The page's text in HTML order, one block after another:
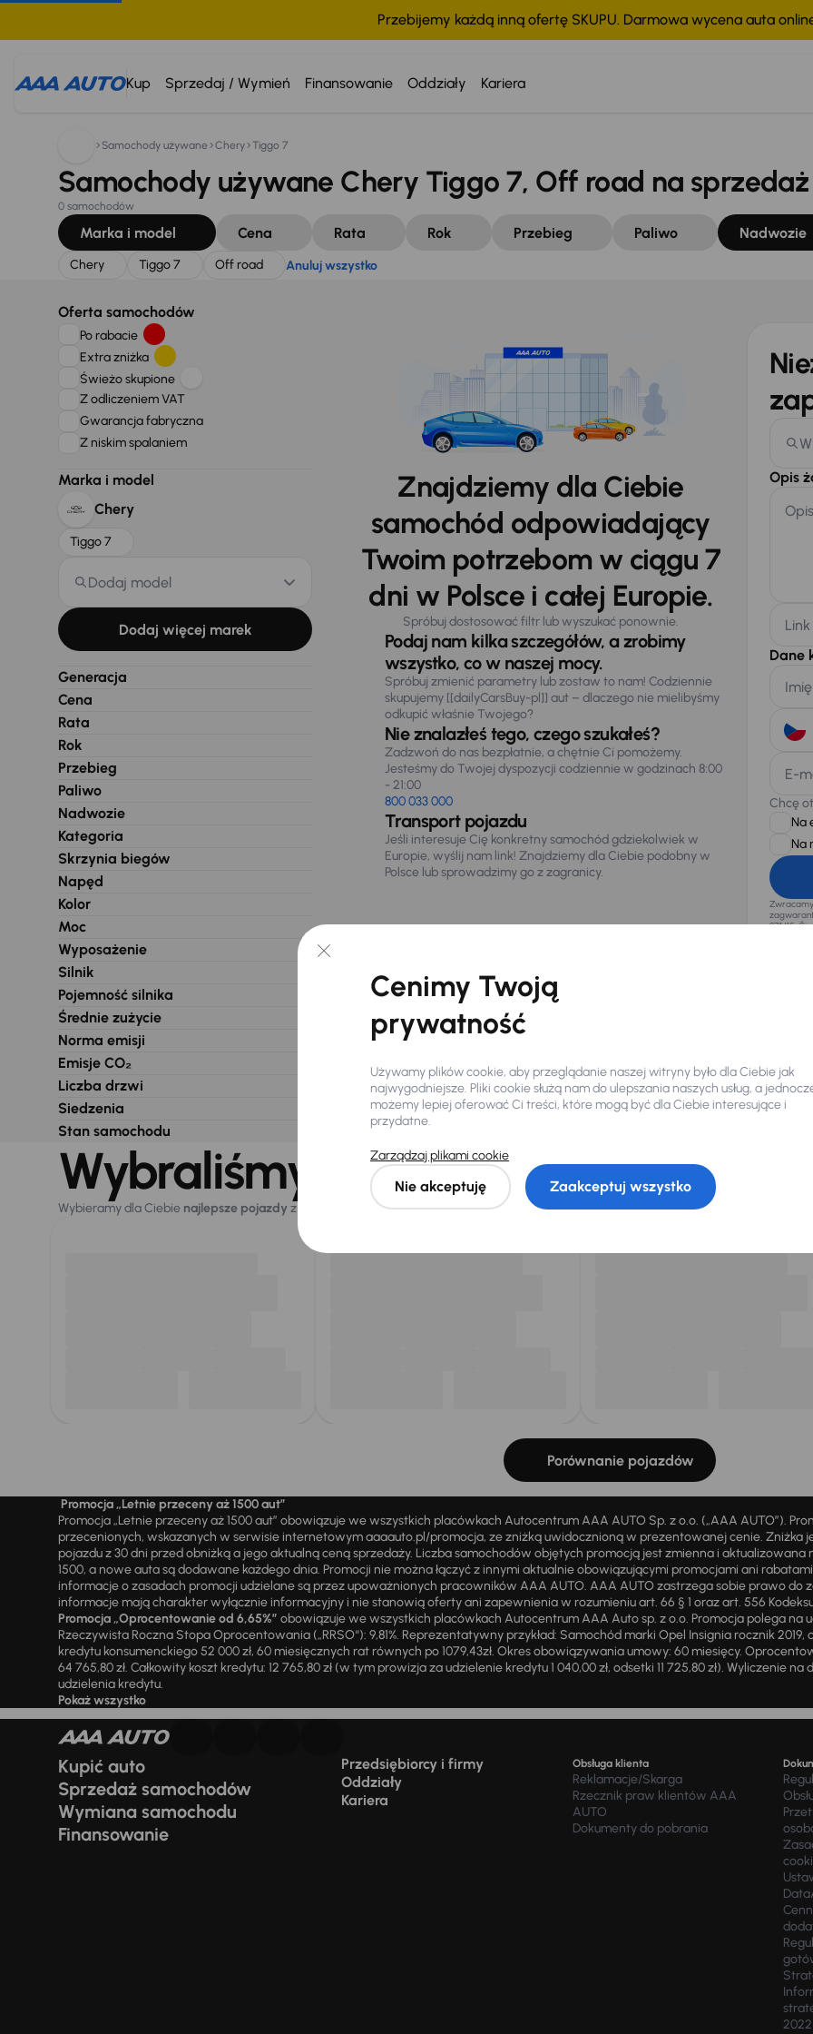
Przebijemy każdą inną ofertę SKUPU. Darmowa wycena auta
Kup Sprzedaj / Wymień Finansowanie Oddziały Kariera
Szukam: Anuluj wszystko
Samochody używane Chery Tiggo 7
Samochody używane Chery Tiggo 7, Off road na sprzedaż
0 samochodów
Marka i model Cena Rata Rok Przebieg Paliwo Nadwozie
Chery Tiggo 7 Off road Anuluj wszystko
Oferta samochodów
Po rabacie
Extra zniżka
Świeżo skupione
Z odliczeniem VAT
Gwarancja fabryczna
Z niskim spalaniem
Marka i model
Chery
Tiggo 7
Dodaj model
Dodaj więcej marek
Generacja
Cena
Rata
Rok
Przebieg
Paliwo
Nadwozie
Kategoria
Skrzynia biegów
Napęd
Kolor
Moc
Wyposażenie
Silnik
Pojemność silnika
Średnie zużycie
Norma emisji
Emisje CO₂
Liczba drzwi
Siedzenia
Stan samochodu
Znajdziemy dla Ciebie
samochód odpowiadający
Twoim potrzebom w ciągu 7
dni w Polsce i całej Europie.
Spróbuj dostosować filtr lub wyszukać ponownie.
Podaj nam kilka szczegółów, a zrobimy
wszystko, co w naszej mocy.
Spróbuj zmienić parametry lub zostaw to nam! Codziennie
skupujemy [[dailyCarsBuy-pl]] aut – dlaczego nie mielibyśmy
odkupić właśnie Twojego?
Nie znalazłeś tego, czego szukałeś?
Zadzwoń do nas bezpłatnie, a chętnie Ci pomożemy.
Jesteśmy do Twojej dyspozycji codziennie w godzinach 8:00
- 21:00
800 033 000
Transport pojazdu
Jeśli interesuje Cię konkretny samochód gdziekolwiek w
Europie, wyślij nam link! Znajdziemy dla Ciebie podobny w
Polsce lub sprowadzimy go z zagranicy.
Opis
Dane
E-
Chcę
Na
Na
874/15,
Wybraliśmy dla Ciebie
Wybieramy dla Ciebie najlepsze pojazdy z naszej oferty. Kupimy dla Ciebiedo 400 pojazdówkażdego dnia.
Porównanie pojazdów
Promocja „Letnie przeceny aż 1500 aut”
Promocja „Letnie przeceny aż 1500 aut” obowiązuje we wszystkich placówkach Autocentrum AAA AUTO Sp. z o.o. („AAA AUTO”).
przecenionych, wskazanych w serwisie internetowym aaaauto.pl/promocja, ze zniżką uwidocznioną w prezentowanej cenie. Zniżka
pojazdu z 30 dni przed obniżką a jego aktualną ceną sprzedaży. Liczba samochodów objętych promocją jest zmienna i
1500, a nowe auta są dodawane każdego dnia. Promocji nie można łączyć z innymi aktualnie obowiązującymi promocjami ani
informacje o zasadach promocji udzielane są przez upoważnionych pracowników AAA AUTO. AAA AUTO zastrzega sobie prawo
informacje mają charakter wyłącznie informacyjny i nie stanowią oferty ani zapewnienia w rozumieniu art. 66 § 1 oraz art. 556
Promocja „Oprocentowanie od 6,65%” obowiązuje we wszystkich placówkach Autocentrum AAA Auto sp. z o.o. Promocja polega na
Rzeczywista Roczna Stopa Oprocentowania („RRSO“): 9,81%. Reprezentatywny przykład: Samochód marki Opel Insignia rocznik 2019,
kredytu konsumenckiego 52 000 zł, 60 miesięcznych rat równych po 1079,43zł. Okres obowiązywania umowy: 60 miesięcy.
64 765,80 zł. Całkowity koszt kredytu: 12 765,80 zł (w tym prowizja za udzielenie kredytu 1 040,00 zł, odsetki 11 725,80 zł). Wyliczenie
udzielenia kredytu.
Pokaż wszystko
Kupić auto
Sprzedaż samochodów
Wymiana samochodu
Finansowanie
Przedsiębiorcy i firmy
Oddziały
Kariera
Obsługa klienta
Reklamacje/Skarga
Rzecznik praw klientów AAA
AUTO
Dokumenty do pobrania
2022
Cenimy Twoją
prywatność
Używamy plików cookie, aby przeglądanie naszej witryny było dla Ciebie jak
najwygodniejsze. Pliki cookie służą nam do ulepszania naszych usług, a
możemy lepiej oferować Ci treści, które mogą być dla Ciebie interesujące i
przydatne.
Zarządzaj plikami cookie
Nie akceptuję Zaakceptuj wszystko